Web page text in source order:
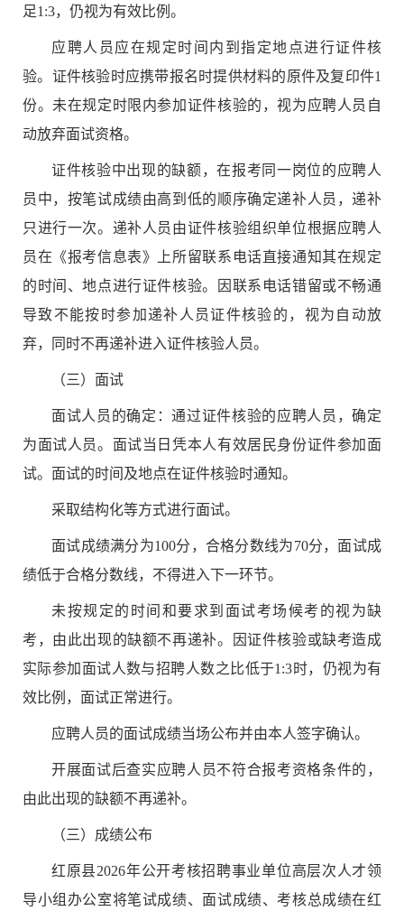
足1:3，仍视为有效比例。
应聘人员应在规定时间内到指定地点进行证件核
验。 证件核验时应携带报名时提供材料的原件及复印件1
份。未在规定时限内参加证件核验的，视为应聘人员 自
动放弃面试资格。
证件核验中出现的缺额，在报考同一岗位的应聘人
员中，按笔试成绩由高到低的顺序确定递补人员，递补
只进行一次。递补人员由证件核验组织单位根据应聘人
员在《报考信息表》上所留联系电话直接通知其在规定
的时间、地点进行证件核验。
因联系电话错留或不畅通
导致不能按时参加递补人员证件核验的，视为自 动放
弃，同时不再递补进入证件核验人员。
（三） 面试
面试人员的确定：通过证件核验的应聘人员，确定
为面试人员。面试当日凭本人有效居民身份证件参加面
试。面试的时间及地点在证件核验时通知。
采取结构化等方式进行面试。
面试成绩满分为100分，合格分数线为70分，面试成
绩低于合格分数线，不得进入下一环节。
未按规定的时间和要求到 面试考场候考的视为缺
考，由此出现的缺额不再递补。因证件核验或缺考造成
实际参加面试人数与招聘人数之比低于1:3时，仍视为有
效比例，面试正常进行。
应聘人员的面试成绩当场公布并由本人签字确认。
开展面试后查实应聘人员不符合报考资格条件的，
由此出现的缺额不再递补。
（三）成绩公布
红原县2026年公开考核招聘事业单位高层次人才领
导小组办公室将笔试成绩、面试成绩、考核总成绩在红